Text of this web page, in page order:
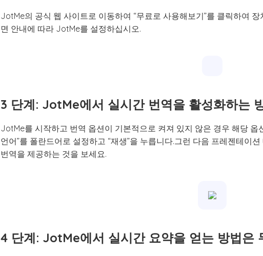
JotMe의 공식 웹 사이트로 이동하여 “무료로 사용해보기”를 클릭하여
면 안내에 따라 JotMe를 설정하십시오.
3 단계: JotMe에서 실시간 번역을 활성화하는
JotMe를 시작하고 번역 옵션이 기본적으로 켜져 있지 않은 경우 해당 옵
언어”를 폴란드어로 설정하고 “재생”을 누릅니다.그런 다음 프레젠테이
번역을 제공하는 것을 보세요.
4 단계: JotMe에서 실시간 요약을 얻는 방법은